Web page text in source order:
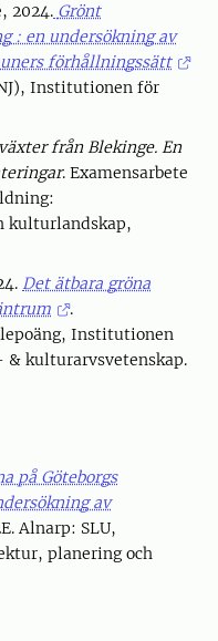
2024. Grönt
en undersökning av
förhållningssätt
Institutionen för
från Blekinge. En
. Examensarbete
kulturlandskap,
Det ätbara gröna
.
Institutionen
& kulturarvsvetenskap.
på Göteborgs
av
Alnarp: SLU,
planering och